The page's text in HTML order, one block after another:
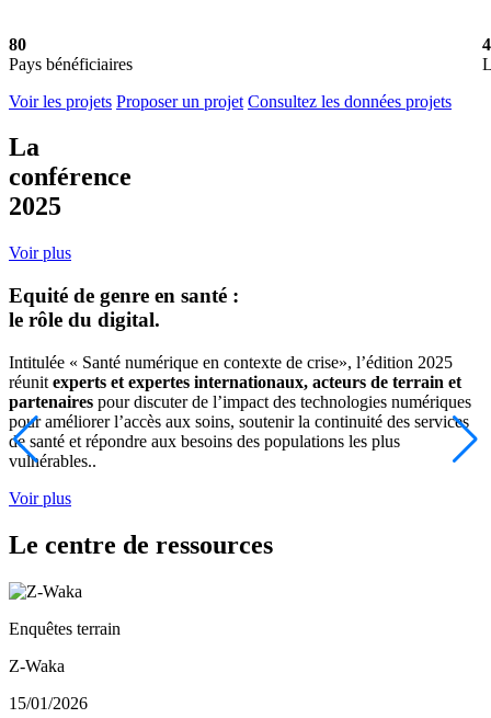
80
Pays bénéficiaires
Voir les projets Proposer un projet Consultez les données projets
La
conférence
2025
Voir plus
Equité de genre en santé :
le rôle du digital.
Intitulée « Santé numérique en contexte de crise», l’édition 2025
réunit experts et expertes internationaux, acteurs de terrain et
partenaires pour discuter de l’impact des technologies numériques
pour améliorer l’accès aux soins, soutenir la continuité des services
de santé et répondre aux besoins des populations les plus
vulnérables..
Voir plus
Le centre de ressources
Enquêtes terrain
Z-Waka
15/01/2026